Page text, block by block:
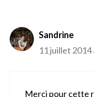
Sandrine
11 juillet 2014
Merci pour cette